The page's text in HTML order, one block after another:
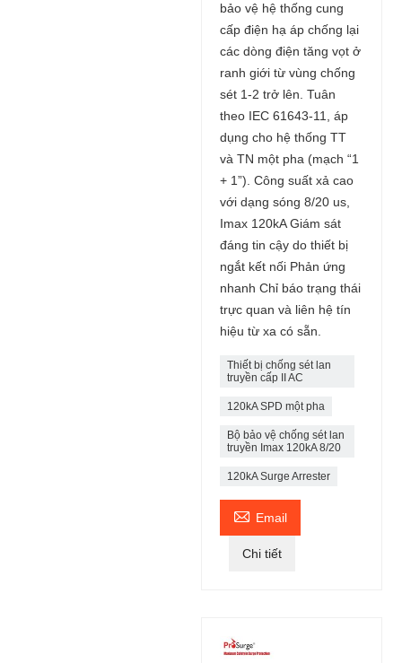
bảo vệ hệ thống cung
cấp điện hạ áp chống lại
các dòng điện tăng vọt ở
ranh giới từ vùng chống
sét 1-2 trở lên. Tuân
theo IEC 61643-11, áp
dụng cho hệ thống TT
và TN một pha (mạch “1
+ 1”). Công suất xả cao
với dạng sóng 8/20 us,
Imax 120kA Giám sát
đáng tin cậy do thiết bị
ngắt kết nối Phản ứng
nhanh Chỉ báo trạng thái
trực quan và liên hệ tín
hiệu từ xa có sẵn.
Thiết bị chống sét lan
truyền cấp II AC
120kA SPD một pha
Bộ bảo vệ chống sét lan
truyền Imax 120kA 8/20
120kA Surge Arrester
 Email
Chi tiết